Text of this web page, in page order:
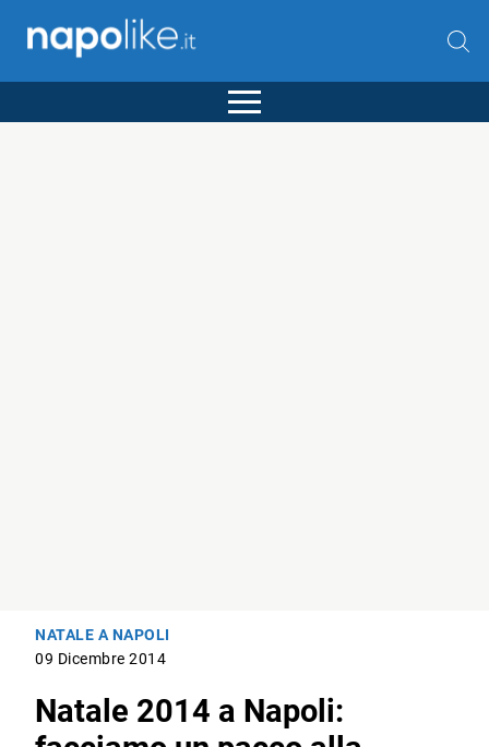
NATALE A NAPOLI
09 Dicembre 2014
Natale 2014 a Napoli: